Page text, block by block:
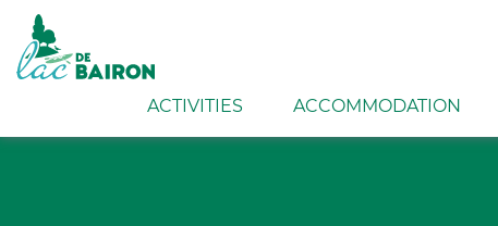
to
Navigation
ACTIVITIES ACCOMMODATION